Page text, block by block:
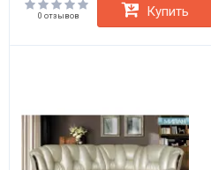
0 отзывов Купить